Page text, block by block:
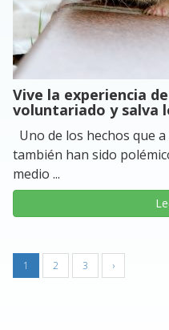
Vive la experiencia
voluntariado y salva
Uno de los hechos que
también han sido
medio ...
1 2 3 ›